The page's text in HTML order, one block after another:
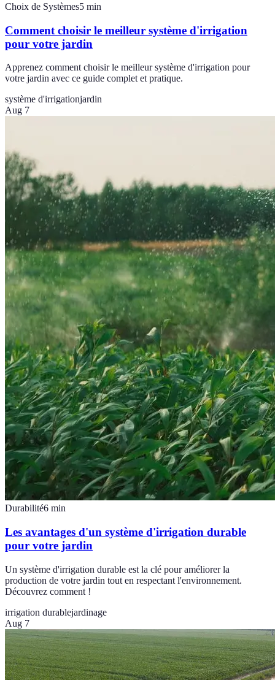
Choix de Systèmes5 min
Comment choisir le meilleur système d'irrigation
pour votre jardin
Apprenez comment choisir le meilleur système d'irrigation pour
votre jardin avec ce guide complet et pratique.
système d'irrigationjardin
Aug 7
Durabilité6 min
Les avantages d'un système d'irrigation durable
pour votre jardin
Un système d'irrigation durable est la clé pour améliorer la
production de votre jardin tout en respectant l'environnement.
Découvrez comment !
irrigation durablejardinage
Aug 7